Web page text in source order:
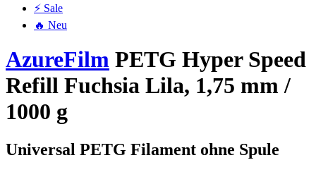
⚡ Sale
🔥 Neu
AzureFilm PETG Hyper Speed
Refill Fuchsia Lila, 1,75 mm /
1000 g
Universal PETG Filament ohne Spule